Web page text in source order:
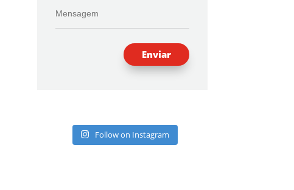
Enviar
Follow on Instagram